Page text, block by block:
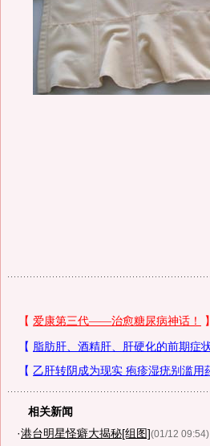
相关新闻
·港台明星怪癖大揭秘[组图](01/12 09:54)